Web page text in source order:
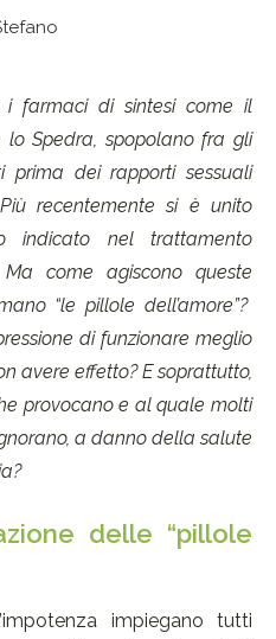
i farmaci di sintesi come il
lo Spedra, spopolano fra gli
prima dei rapporti sessuali
recentemente si è unito
indicato nel trattamento
Ma come agiscono queste
“le pillole dell’amore”?
di funzionare meglio
avere effetto? E soprattutto,
provocano e al quale molti
a danno della salute
delle “pillole
impiegano tutti